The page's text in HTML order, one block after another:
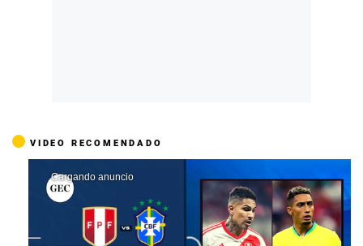
VIDEO RECOMENDADO
Cargando anuncio